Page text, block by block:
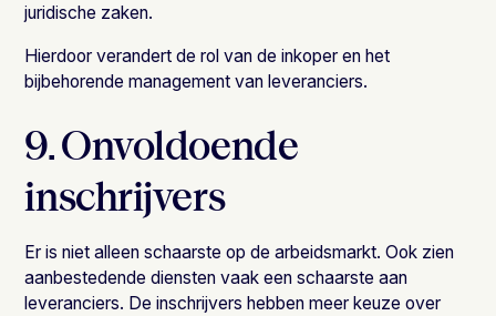
juridische zaken.
Hierdoor verandert de rol van de inkoper en het
bijbehorende management van leveranciers.
9. Onvoldoende
inschrijvers
Er is niet alleen schaarste op de arbeidsmarkt. Ook zien
aanbestedende diensten vaak een schaarste aan
leveranciers. De inschrijvers hebben meer keuze over